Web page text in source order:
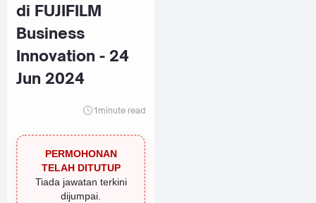
di FUJIFILM
Business
Innovation - 24
Jun 2024
1 minute read
PERMOHONAN
TELAH DITUTUP
Tiada jawatan terkini
dijumpai.